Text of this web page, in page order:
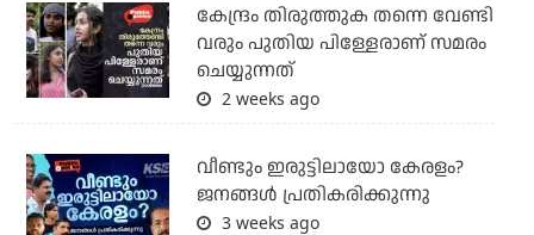
കേന്ദ്രം തിരുത്തുക തന്നെ വേണ്ടി
വരും പുതിയ പിള്ളേരാണ് സമരം
ചെയ്യുന്നത്
2 weeks ago
വീണ്ടും ഇരുട്ടിലായോ കേരളം?
ജനങ്ങൾ പ്രതികരിക്കുന്നു
3 weeks ago